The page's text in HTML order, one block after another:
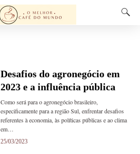
Desafios do agronegócio em
2023 e a influência pública
Como será para o agronegócio brasileiro,
especificamente para a região Sul, enfrentar desafios
referentes à economia, às políticas públicas e ao clima
em…
25/03/2023